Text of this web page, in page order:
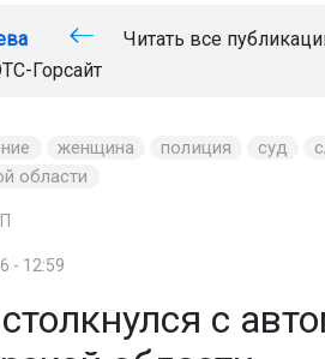
Читать все
Горсайт
женщина полиция суд
области
- 12:59
с